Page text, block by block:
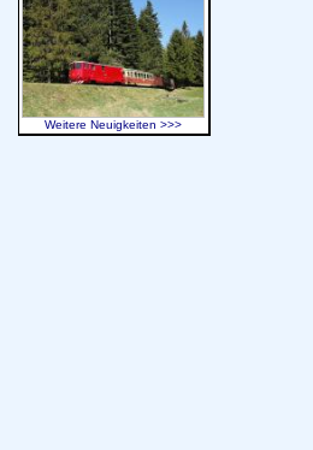
Weitere Neuigkeiten >>>